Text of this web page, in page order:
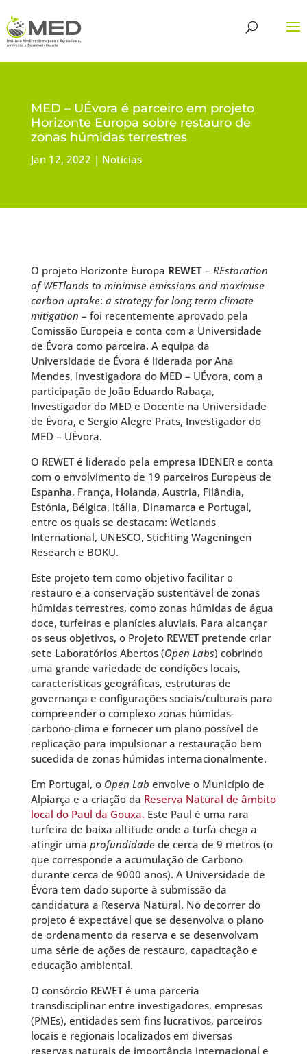
MED – UÉvora é parceiro em projeto
Horizonte Europa sobre restauro de
zonas húmidas terrestres
Jan 12, 2022 Notícias
O projeto Horizonte Europa REWET– REstoration
of WETlands to minimise emissions and maximise
carbon uptake: a strategy for long term climate
mitigation – foi recentemente aprovado pela
Comissão Europeia e conta com a Universidade
de Évora como parceira. A equipa da
Universidade de Évora é liderada por Ana
Mendes, Investigadora do MED – UÉvora, com a
participação de João Eduardo Rabaça,
Investigador do MED e Docente na Universidade
de Évora, e Sergio Alegre Prats, Investigador do
MED – UÉvora.
O REWET é liderado pela empresa IDENER e conta
com o envolvimento de 19 parceiros Europeus de
Espanha, França, Holanda, Austria, Filândia,
Estónia, Bélgica, Itália, Dinamarca e Portugal,
entre os quais se destacam: Wetlands
International, UNESCO, Stichting Wageningen
Research e BOKU.
Este projeto tem como objetivo facilitar o
restauro e a conservação sustentável de zonas
húmidas terrestres, como zonas húmidas de água
doce, turfeiras e planícies aluviais. Para alcançar
os seus objetivos, o Projeto REWET pretende criar
sete Laboratórios Abertos (Open Labs) cobrindo
uma grande variedade de condições locais,
características geográficas, estruturas de
governança e configurações sociais/culturais para
compreender o complexo zonas húmidas-
carbono-clima e fornecer um plano possível de
replicação para impulsionar a restauração bem
sucedida de zonas húmidas internacionalmente.
Em Portugal, o Open Lab envolve o Município de
Alpiarça e a criação da Reserva Natural de âmbito
local do Paul da Gouxa. Este Paul é uma rara
turfeira de baixa altitude onde a turfa chega a
atingir uma profundidade de cerca de 9 metros (o
que corresponde a acumulação de Carbono
durante cerca de 9000 anos). A Universidade de
Évora tem dado suporte à submissão da
candidatura a Reserva Natural. No decorrer do
projeto é expectável que se desenvolva o plano
de ordenamento da reserva e se desenvolvam
uma série de ações de restauro, capacitação e
educação ambiental.
O consórcio REWET é uma parceria
transdisciplinar entre investigadores, empresas
(PMEs), entidades sem fins lucrativos, parceiros
locais e regionais localizados em diversas
reservas naturais de importância internacional e